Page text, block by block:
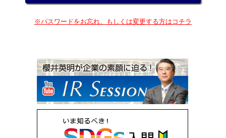
※パスワードをお忘れ、もしくは変更する方はコチラ